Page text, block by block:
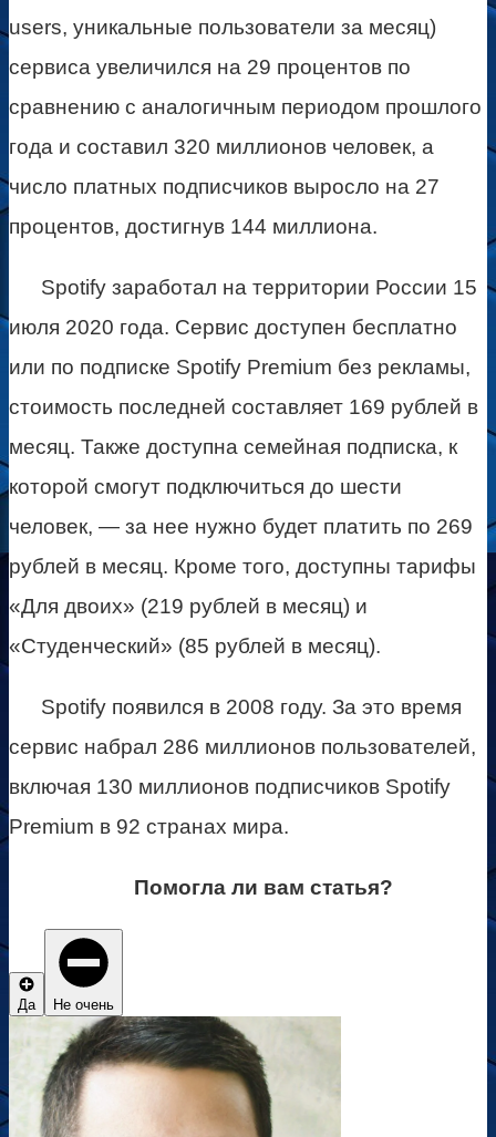
users, уникальные пользователи за месяц)
сервиса увеличился на 29 процентов по
сравнению с аналогичным периодом прошлого
года и составил 320 миллионов человек, а
число платных подписчиков выросло на 27
процентов, достигнув 144 миллиона.
Spotify заработал на территории России 15
июля 2020 года. Сервис доступен бесплатно
или по подписке Spotify Premium без рекламы,
стоимость последней составляет 169 рублей в
месяц. Также доступна семейная подписка, к
которой смогут подключиться до шести
человек, — за нее нужно будет платить по 269
рублей в месяц. Кроме того, доступны тарифы
«Для двоих» (219 рублей в месяц) и
«Студенческий» (85 рублей в месяц).
Spotify появился в 2008 году. За это время
сервис набрал 286 миллионов пользователей,
включая 130 миллионов подписчиков Spotify
Premium в 92 странах мира.
Помогла ли вам статья?
Да Не очень